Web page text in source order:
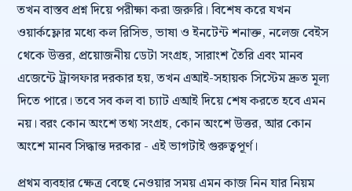
তখন বাস্তব প্রশ্ন দিয়ে পরীক্ষা করা জরুরি। বিশেষ করে যখন
ওয়ার্কফ্লোর মধ্যে কল রিসিভ, ভাষা ও ইনটেন্ট শনাক্ত, নলেজ বেইস
থেকে উত্তর, প্রয়োজনীয় ডেটা সংগ্রহ, সারাংশ তৈরি এবং মানব
এজেন্টে ট্রান্সফার দরকার হয়, তখন এআই-সহায়ক সিস্টেম দ্রুত মূল্য
দিতে পারে। তবে সব কল বা চ্যাট এআই দিয়ে শেষ করতে হবে এমন
নয়। বরং কোন অংশে তথ্য সংগ্রহ, কোন অংশে উত্তর, আর কোন
অংশে মানব সিদ্ধান্ত দরকার - এই ভাগটাই গুরুত্বপূর্ণ।
প্রথম ব্যবহার ক্ষেত্র বেছে নেওয়ার সময় এমন কাজ নিন যার নিয়ম